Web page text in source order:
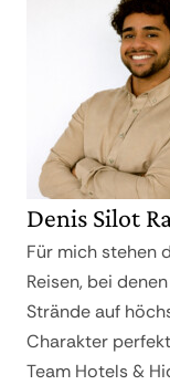
Denis Silot
Für mich stehen
Reisen, bei
Strände auf
Charakter
Team Hotels &